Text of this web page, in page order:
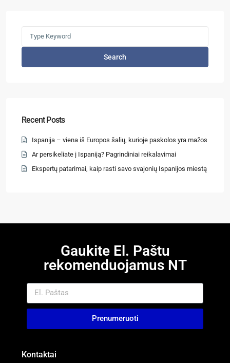
Search
Recent Posts
Ispanija – viena iš Europos šalių, kurioje paskolos yra mažos
Ar persikeliate į Ispaniją? Pagrindiniai reikalavimai
Ekspertų patarimai, kaip rasti savo svajonių Ispanijos miestą
Gaukite El. Paštu
rekomenduojamus NT
Prenumeruoti
Kontaktai